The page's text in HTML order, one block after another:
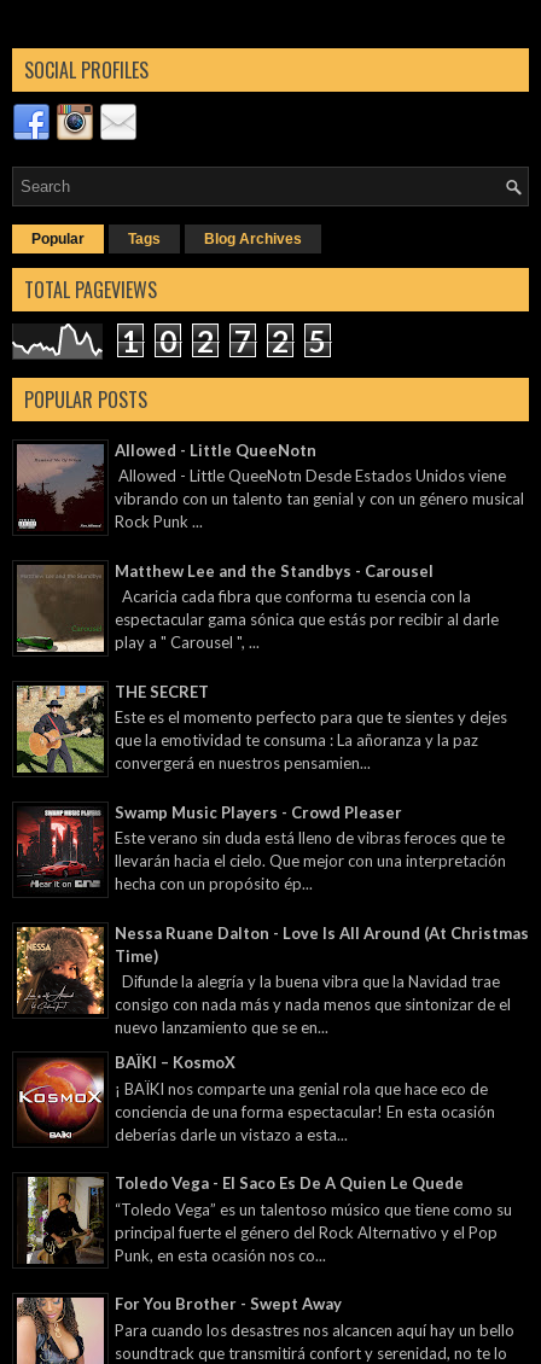
SOCIAL PROFILES
Popular Tags Blog Archives
TOTAL PAGEVIEWS
1 0 2 7 2 5
POPULAR POSTS
Allowed - Little QueeNotn
Allowed - Little QueeNotn Desde Estados Unidos viene
vibrando con un talento tan genial y con un género musical
Rock Punk ...
Matthew Lee and the Standbys - Carousel
Acaricia cada fibra que conforma tu esencia con la
espectacular gama sónica que estás por recibir al darle
play a " Carousel ", ...
THE SECRET
Este es el momento perfecto para que te sientes y dejes
que la emotividad te consuma : La añoranza y la paz
convergerá en nuestros pensamien...
Swamp Music Players - Crowd Pleaser
Este verano sin duda está lleno de vibras feroces que te
llevarán hacia el cielo. Que mejor con una interpretación
hecha con un propósito ép...
Nessa Ruane Dalton - Love Is All Around (At Christmas
Time)
Difunde la alegría y la buena vibra que la Navidad trae
consigo con nada más y nada menos que sintonizar de el
nuevo lanzamiento que se en...
BAÏKI – KosmoX
¡ BAÏKI nos comparte una genial rola que hace eco de
conciencia de una forma espectacular! En esta ocasión
deberías darle un vistazo a esta...
Toledo Vega - El Saco Es De A Quien Le Quede
“Toledo Vega” es un talentoso músico que tiene como su
principal fuerte el género del Rock Alternativo y el Pop
Punk, en esta ocasión nos co...
For You Brother - Swept Away
Para cuando los desastres nos alcancen aquí hay un bello
soundtrack que transmitirá confort y serenidad, no te lo